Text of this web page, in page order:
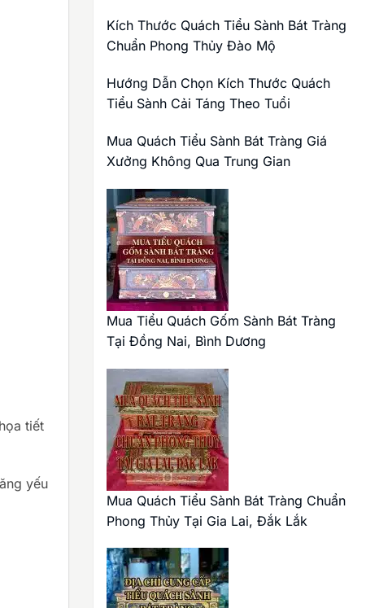
tiết
yếu
Kích Thước Quách Tiểu Sành Bát Tràng
Chuẩn Phong Thủy Đào Mộ
Hướng Dẫn Chọn Kích Thước Quách
Tiểu Sành Cải Táng Theo Tuổi
Mua Quách Tiểu Sành Bát Tràng Giá
Xưởng Không Qua Trung Gian
Mua Tiểu Quách Gốm Sành Bát Tràng
Tại Đồng Nai, Bình Dương
Mua Quách Tiểu Sành Bát Tràng Chuẩn
Phong Thủy Tại Gia Lai, Đắk Lắk